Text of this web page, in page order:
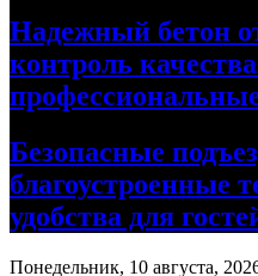
Надежный бетон
контроль
Безопасные
благоустроенные
удобства для
Понедельник, 10 августа,